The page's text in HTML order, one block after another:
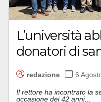
L’università
donatori di
redazione 6
Il rettore ha incontrato la
occasione dei 42 anni...